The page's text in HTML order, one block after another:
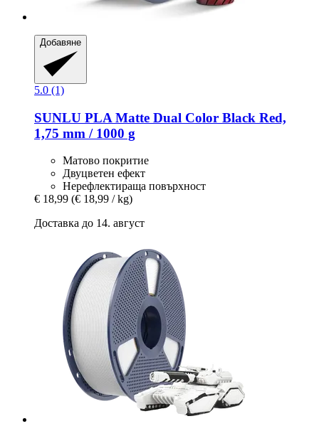
Добавяне
5.0 (1)
SUNLU PLA Matte Dual Color Black Red,
1,75 mm / 1000 g
Матово покритие
Двуцветен ефект
Нерефлектираща повърхност
€ 18,99 (€ 18,99 / kg)
Доставка до 14. август